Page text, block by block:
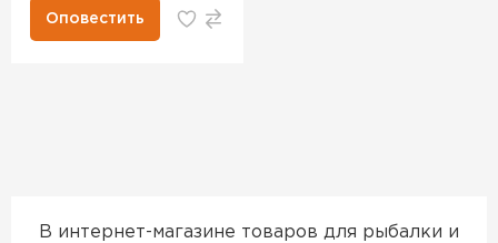
Оповестить
В интернет-магазине товаров для рыбалки и